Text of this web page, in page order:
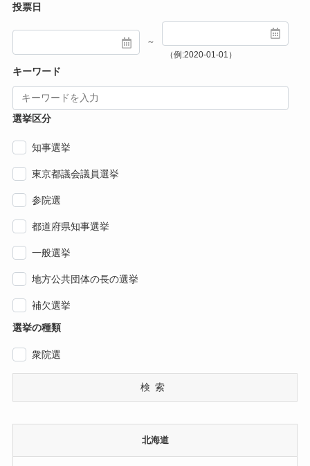
投票日
～
（例:2020-01-01）
キーワード
選挙区分
知事選挙
東京都議会議員選挙
参院選
都道府県知事選挙
一般選挙
地方公共団体の長の選挙
補欠選挙
選挙の種類
衆院選
検索
北海道